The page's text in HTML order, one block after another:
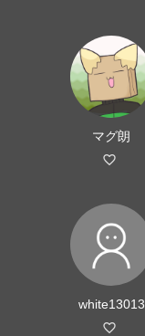
マグ朗
white13013